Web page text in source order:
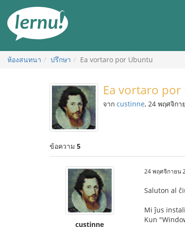
สารบัญ
ห้องสนทนา ปรึกษา Ea vortaro por Ubuntu
Ea vortaro
จาก custinne, 24 พฤศจิกา
ข้อความ 5
custinne
24 พฤศจิกายน
Saluton al
Mi ĵus
Kun